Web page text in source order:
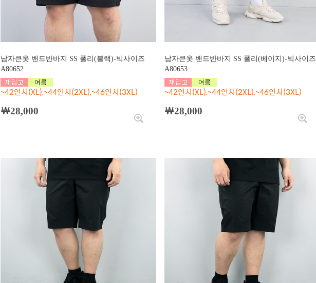
남자큰옷 밴드반바지 SS 폴리(블랙)-빅사이즈
A80652
~42인치(XL),~44인치(2XL),~46인치(3XL)
￦28,000
남자큰옷 밴드반바지 SS 폴리(베이지)-빅사이즈
A80653
~42인치(XL),~44인치(2XL),~46인치(3XL)
￦28,000